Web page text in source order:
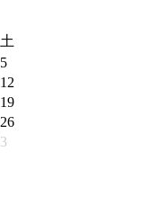
土
5
12
19
26
3